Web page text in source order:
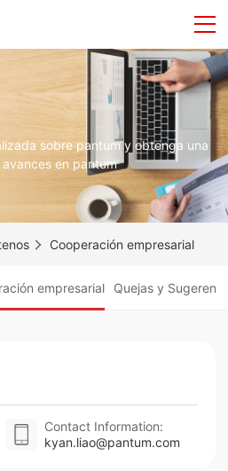
sobre pantum y obtenga una
en pantum
Cooperación empresarial
empresarial Quejas y
Contact Information:
kyan.liao@pantum.com